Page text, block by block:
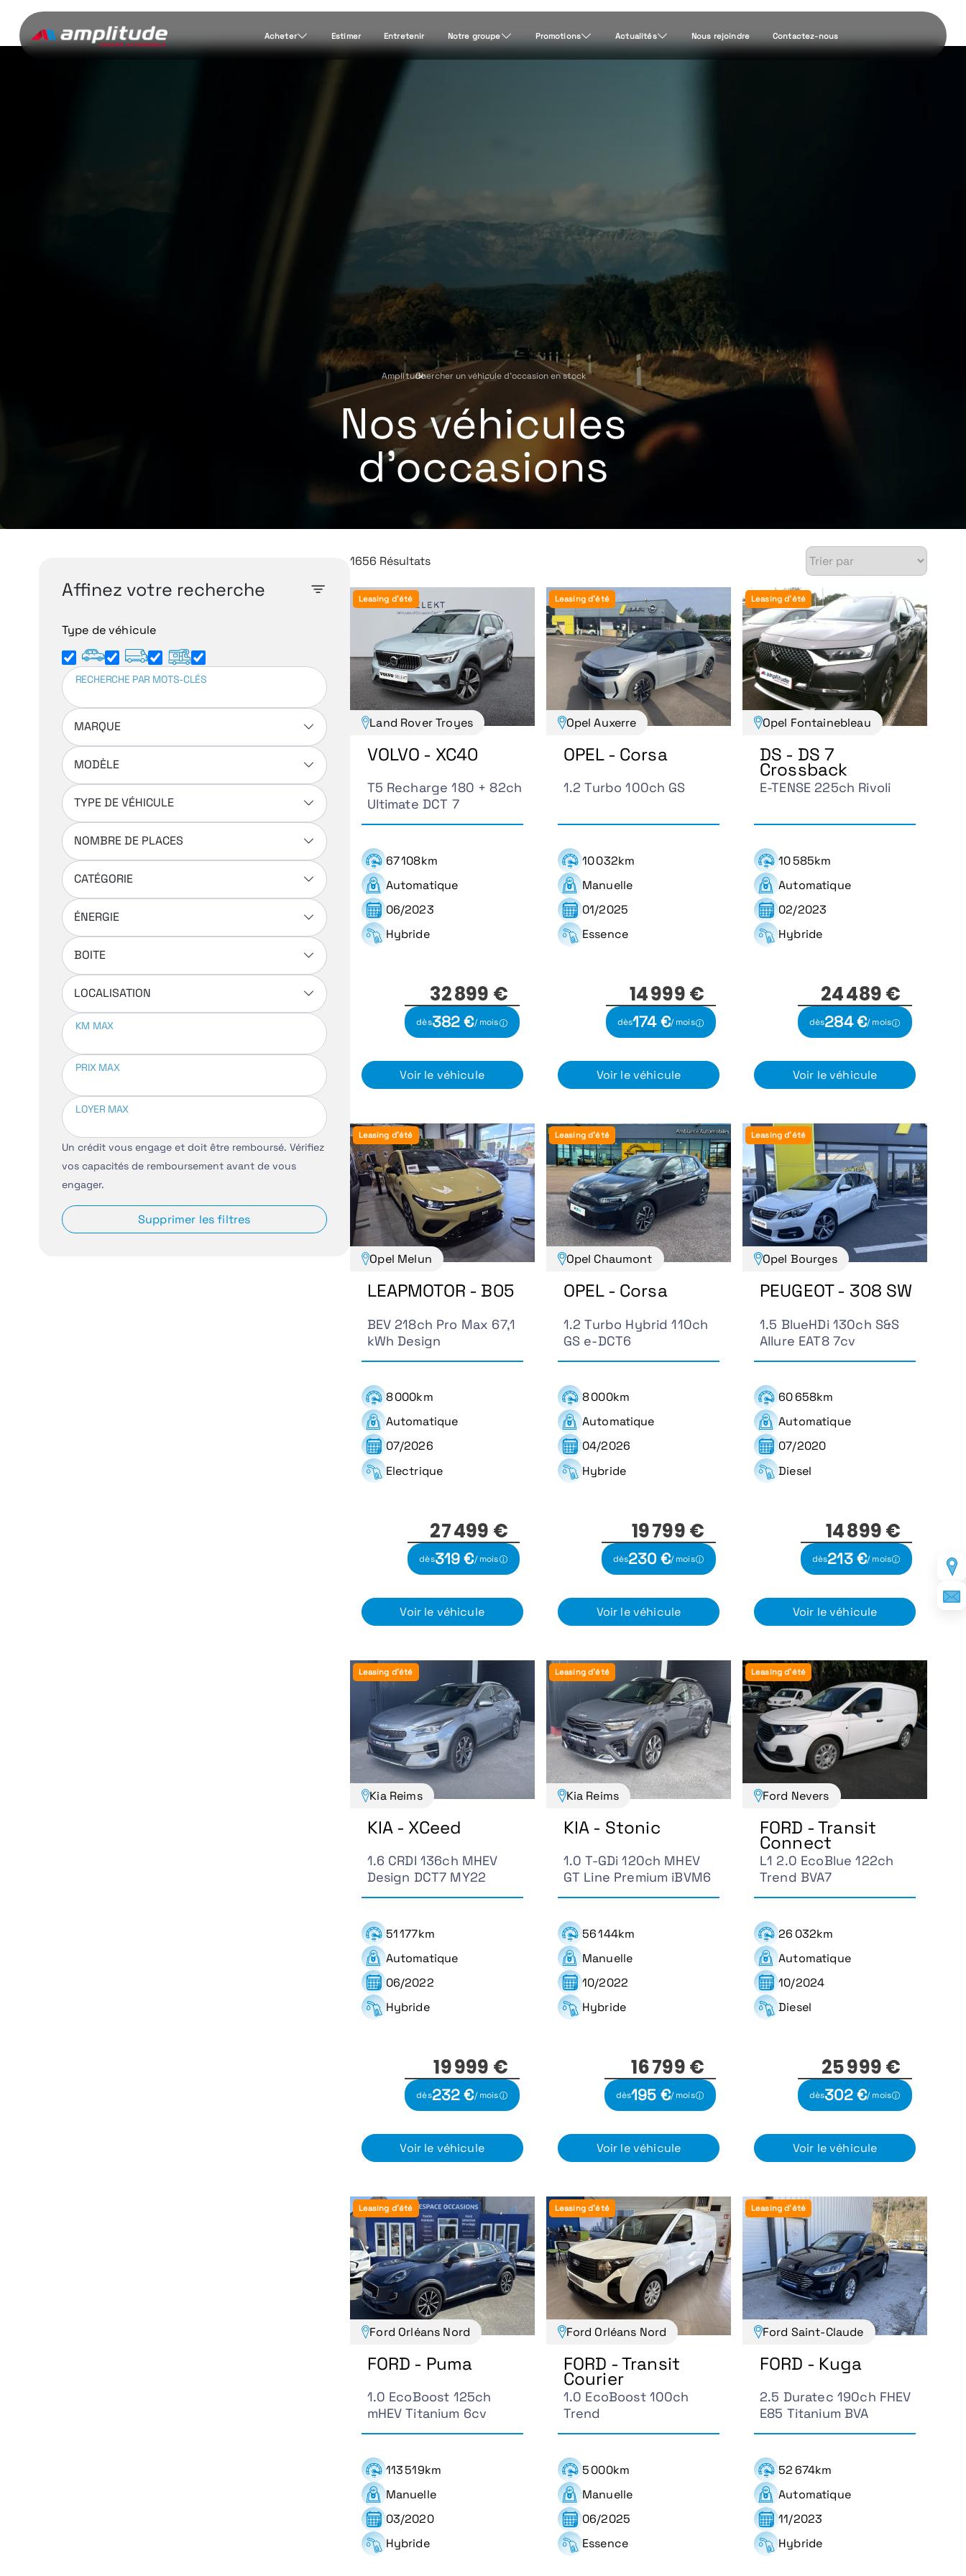
Acheter Estimer Entretenir Notre groupe Promotions Actualités Nous rejoindre Contactez-nous
Amplitude
›
Chercher un véhicule d'occasion en stock
Nos véhicules
d'occasions
Affinez votre recherche
Type de véhicule
RECHERCHE PAR MOTS-CLÉS
MARQUE
MODÈLE
TYPE DE VÉHICULE
NOMBRE DE PLACES
CATÉGORIE
ÉNERGIE
BOITE
LOCALISATION
KM MAX
PRIX MAX
LOYER MAX
Un crédit vous engage et doit être remboursé. Vérifiez
vos capacités de remboursement avant de vous
engager.
Supprimer les filtres
1656 Résultats
Leasing d'été
Land Rover Troyes
VOLVO - XC40
T5 Recharge 180 + 82ch
Ultimate DCT 7
67 108km
Automatique
06/2023
Hybride
32 899 €
dès382 €/ mois
Voir le véhicule
Leasing d'été
Opel Auxerre
OPEL - Corsa
1.2 Turbo 100ch GS
10 032km
Manuelle
01/2025
Essence
14 999 €
dès174 €/ mois
Voir le véhicule
Leasing d'été
Opel Fontainebleau
DS - DS 7
Crossback
E-TENSE 225ch Rivoli
10 585km
Automatique
02/2023
Hybride
24 489 €
dès284 €/ mois
Voir le véhicule
Leasing d'été
Opel Melun
LEAPMOTOR - B05
BEV 218ch Pro Max 67,1
kWh Design
8 000km
Automatique
07/2026
Electrique
27 499 €
dès319 €/ mois
Voir le véhicule
Leasing d'été
Opel Chaumont
OPEL - Corsa
1.2 Turbo Hybrid 110ch
GS e-DCT6
8 000km
Automatique
04/2026
Hybride
19 799 €
dès230 €/ mois
Voir le véhicule
Leasing d'été
Opel Bourges
PEUGEOT - 308 SW
1.5 BlueHDi 130ch S&S
Allure EAT8 7cv
60 658km
Automatique
07/2020
Diesel
14 899 €
dès213 €/ mois
Voir le véhicule
Leasing d'été
Kia Reims
KIA - XCeed
1.6 CRDI 136ch MHEV
Design DCT7 MY22
51 177km
Automatique
06/2022
Hybride
19 999 €
dès232 €/ mois
Voir le véhicule
Leasing d'été
Kia Reims
KIA - Stonic
1.0 T-GDi 120ch MHEV
GT Line Premium iBVM6
56 144km
Manuelle
10/2022
Hybride
16 799 €
dès195 €/ mois
Voir le véhicule
Leasing d'été
Ford Nevers
FORD - Transit
Connect
L1 2.0 EcoBlue 122ch
Trend BVA7
26 032km
Automatique
10/2024
Diesel
25 999 €
dès302 €/ mois
Voir le véhicule
Leasing d'été
Ford Orléans Nord
FORD - Puma
1.0 EcoBoost 125ch
mHEV Titanium 6cv
113 519km
Manuelle
03/2020
Hybride
Leasing d'été
Ford Orléans Nord
FORD - Transit
Courier
1.0 EcoBoost 100ch
Trend
5 000km
Manuelle
06/2025
Essence
Leasing d'été
Ford Saint-Claude
FORD - Kuga
2.5 Duratec 190ch FHEV
E85 Titanium BVA
52 674km
Automatique
11/2023
Hybride